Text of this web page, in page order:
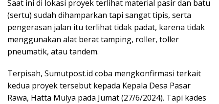
Saat ini di lokasi proyek terlihat material pasir dan batu
(sertu) sudah dihamparkan tapi sangat tipis, serta
pengerasan jalan itu terlihat tidak padat, karena tidak
menggunakan alat berat tamping, roller, toller
pneumatik, atau tandem.
Terpisah, Sumutpost.id coba mengkonfirmasi terkait
kedua proyek tersebut kepada Kepala Desa Pasar
Rawa, Hatta Mulya pada Jumat (27/6/2024). Tapi kades